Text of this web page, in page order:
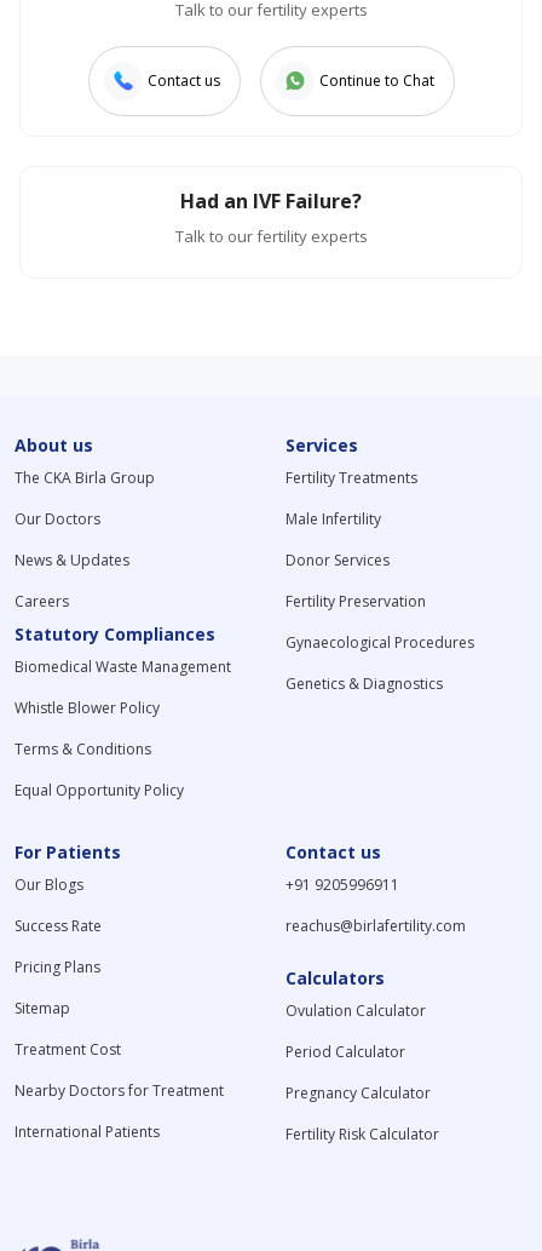
Talk to our fertility experts
Contact us Continue to Chat
Had an IVF Failure?
Talk to our fertility experts
About us
The CKA Birla Group
Our Doctors
News & Updates
Careers
Statutory Compliances
Biomedical Waste Management
Whistle Blower Policy
Terms & Conditions
Equal Opportunity Policy
Services
Fertility Treatments
Male Infertility
Donor Services
Fertility Preservation
Gynaecological Procedures
Genetics & Diagnostics
For Patients
Our Blogs
Success Rate
Pricing Plans
Sitemap
Treatment Cost
Nearby Doctors for Treatment
International Patients
Contact us
+91 9205996911
reachus@birlafertility.com
Calculators
Ovulation Calculator
Period Calculator
Pregnancy Calculator
Fertility Risk Calculator